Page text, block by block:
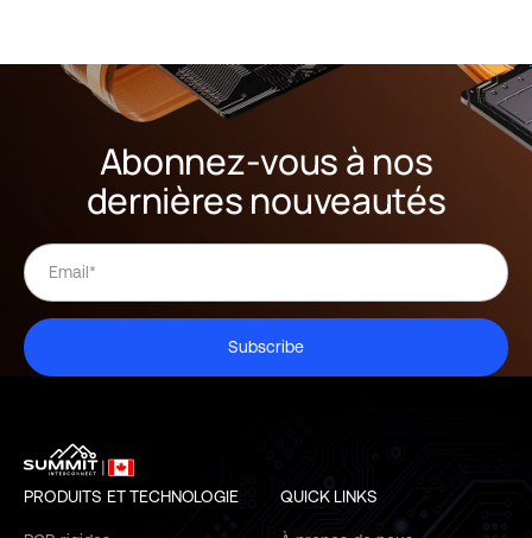
Abonnez-vous à nos
dernières nouveautés
Subscribe
PRODUITS ET TECHNOLOGIE QUICK LINKS